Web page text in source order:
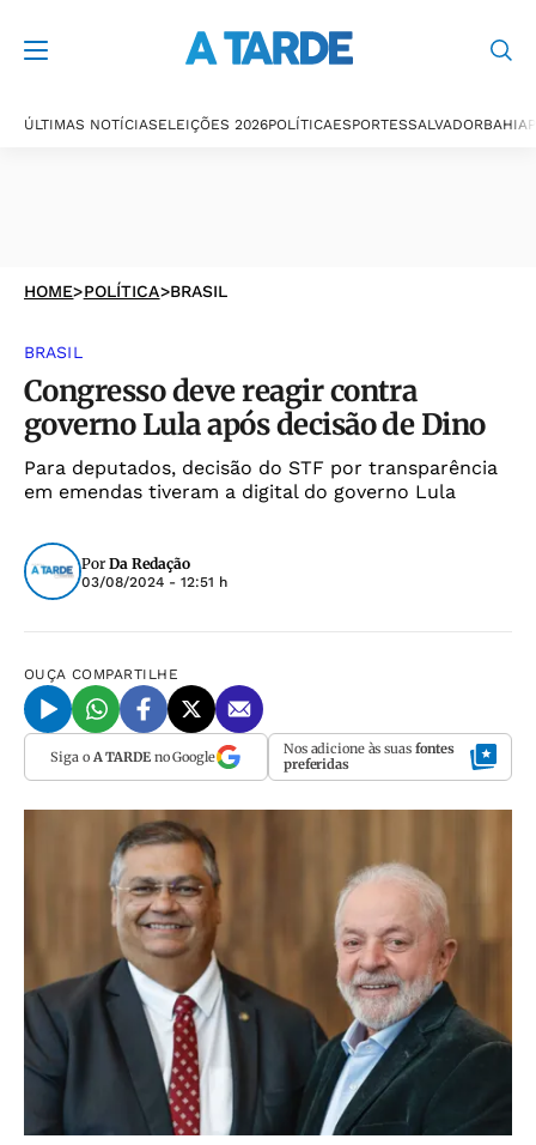
ÚLTIMAS NOTÍCIASELEIÇÕES 2026POLÍTICAESPORTESSALVADORBAHIA
HOME>POLÍTICA>BRASIL
BRASIL
Congresso deve reagir contra
governo Lula após decisão de Dino
Para deputados, decisão do STF por transparência
em emendas tiveram a digital do governo Lula
Por Da Redação
03/08/2024 - 12:51 h
OUÇA COMPARTILHE
Siga o A TARDEno Google Nos adicione às suas fontes
preferidas